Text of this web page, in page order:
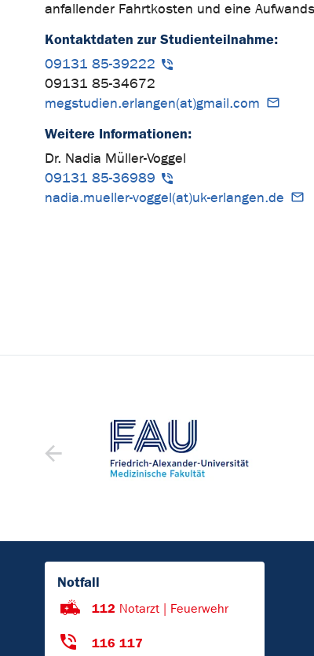
anfallender Fahrtkosten und eine
Kontaktdaten zur Studienteilnahme:
09131 85-39222
09131 85-34672
megstudien.erlangen(at)gmail.com
Weitere Informationen:
Dr. Nadia Müller-Voggel
09131 85-36989
nadia.mueller-voggel(at)uk-erlangen.de
Notfall
112 Notarzt | Feuerwehr
116 117